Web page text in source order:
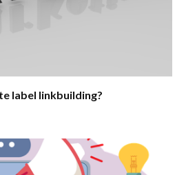
label linkbuilding?